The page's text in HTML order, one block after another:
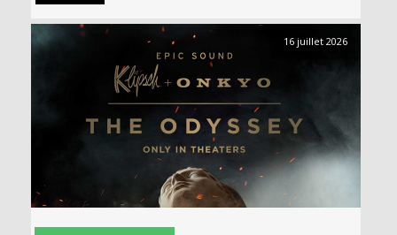
16 juillet 2026